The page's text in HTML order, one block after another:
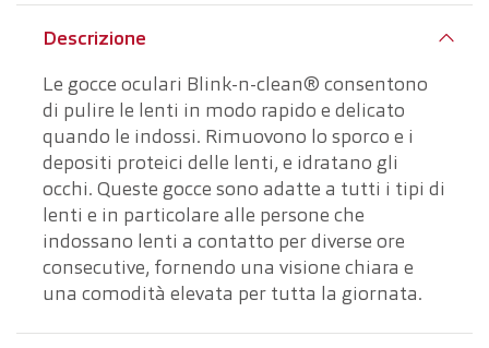
Descrizione
Le gocce oculari Blink-n-clean® consentono
di pulire le lenti in modo rapido e delicato
quando le indossi. Rimuovono lo sporco e i
depositi proteici delle lenti, e idratano gli
occhi. Queste gocce sono adatte a tutti i tipi di
lenti e in particolare alle persone che
indossano lenti a contatto per diverse ore
consecutive, fornendo una visione chiara e
una comodità elevata per tutta la giornata.